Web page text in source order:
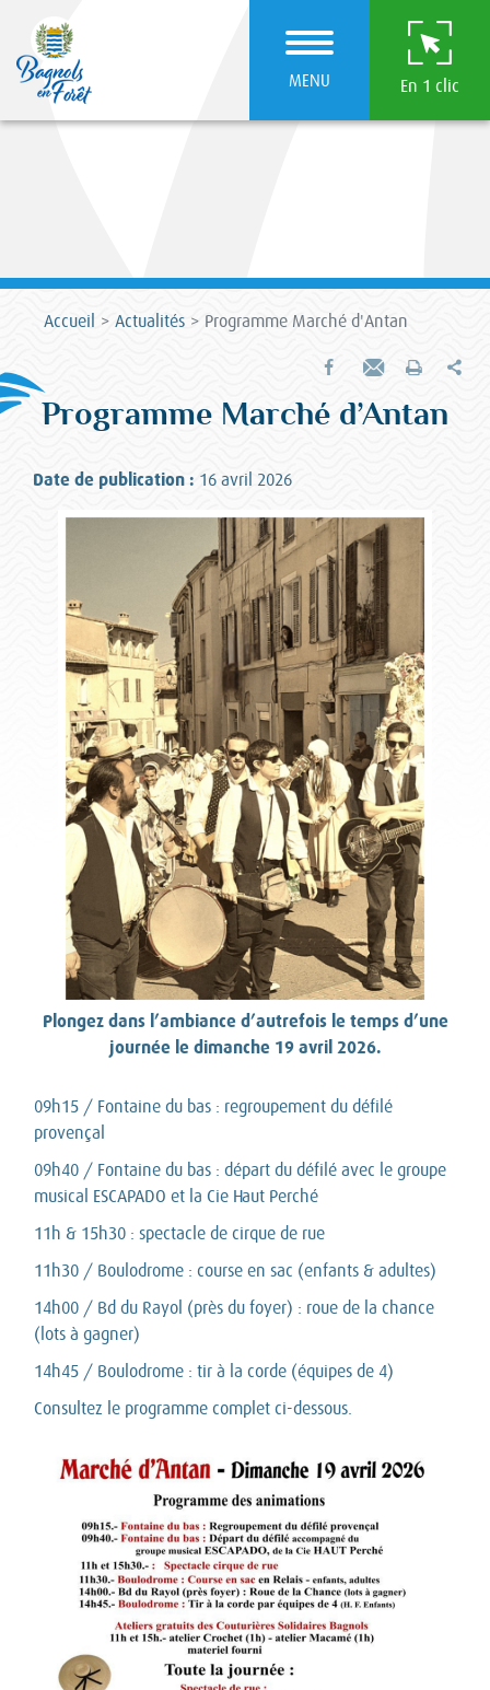
MENU En 1 clic
Accueil Actualités Programme Marché d'Antan
Partager sur Facebook
Envoyer par e-mail
Imprimer
Programme Marché d’Antan
Date de publication : 16 avril 2026
Plongez dans l’ambiance d’autrefois le temps d’une
journée le dimanche 19 avril 2026.
09h15 / Fontaine du bas : regroupement du défilé
provençal
09h40 / Fontaine du bas : départ du défilé avec le groupe
musical ESCAPADO et la Cie Haut Perché
11h & 15h30 : spectacle de cirque de rue
11h30 / Boulodrome : course en sac (enfants & adultes)
14h00 / Bd du Rayol (près du foyer) : roue de la chance
(lots à gagner)
14h45 / Boulodrome : tir à la corde (équipes de 4)
Consultez le programme complet ci-dessous.